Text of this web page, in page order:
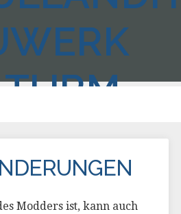
Modders ist, kann auch